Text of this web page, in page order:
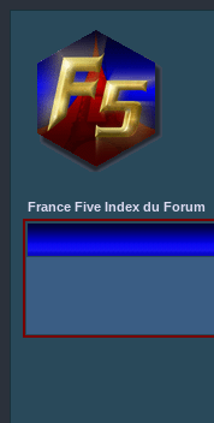
France Five Index du Forum